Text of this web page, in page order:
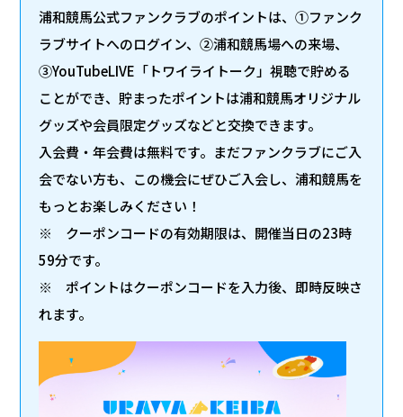
浦和競馬公式ファンクラブのポイントは、①ファンク
ラブサイトへのログイン、②浦和競馬場への来場、
③YouTubeLIVE「トワイライトーク」視聴で貯める
ことができ、貯まったポイントは浦和競馬オリジナル
グッズや会員限定グッズなどと交換できます。
入会費・年会費は無料です。まだファンクラブにご入
会でない方も、この機会にぜひご入会し、浦和競馬を
もっとお楽しみください！
※ クーポンコードの有効期限は、開催当日の23時
59分です。
※ ポイントはクーポンコードを入力後、即時反映さ
れます。